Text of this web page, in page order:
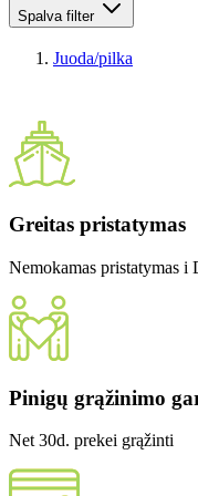
Spalva filter
Juoda/pilka
Greitas pristatymas
Nemokamas pristatymas i
Pinigų grąžinimo
Net 30d. prekei grąžinti